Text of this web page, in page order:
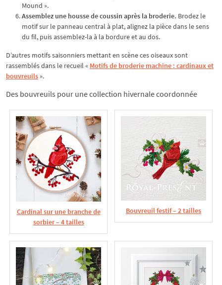
Mound ».
Assemblez une housse de coussin après la broderie. Brodez le
motif sur le panneau central à plat, alignez la pièce dans le sens
du fil, puis assemblez-la à la bordure et au dos.
D’autres motifs saisonniers mettant en scène ces oiseaux sont
rassemblés dans le recueil « Motifs de broderie machine : cardinaux et
bouvreuils ».
Des bouvreuils pour une collection hivernale coordonnée
Cardinal sur une branche de
sorbier – 4 tailles
Bouvreuil festif – 2 tailles